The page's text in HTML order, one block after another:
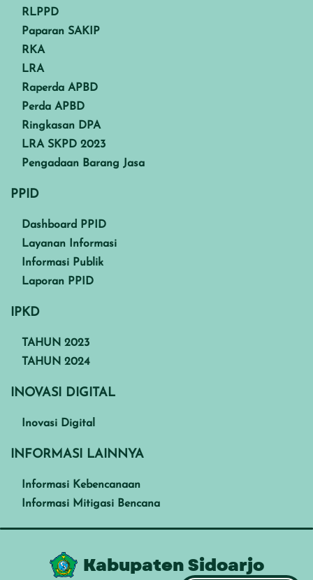
RLPPD
Paparan SAKIP
RKA
LRA
Raperda APBD
Perda APBD
Ringkasan DPA
LRA SKPD 2023
Pengadaan Barang Jasa
PPID
Dashboard PPID
Layanan Informasi
Informasi Publik
Laporan PPID
IPKD
TAHUN 2023
TAHUN 2024
INOVASI DIGITAL
Inovasi Digital
INFORMASI LAINNYA
Informasi Kebencanaan
Informasi Mitigasi Bencana
Kabupaten Sidoarjo